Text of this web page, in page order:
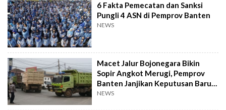
6 Fakta Pemecatan dan Sanksi
Pungli 4 ASN di Pemprov Banten
NEWS
Macet Jalur Bojonegara Bikin
Sopir Angkot Merugi, Pemprov
Banten Janjikan Keputusan Baru 4
Hari Lagi
NEWS